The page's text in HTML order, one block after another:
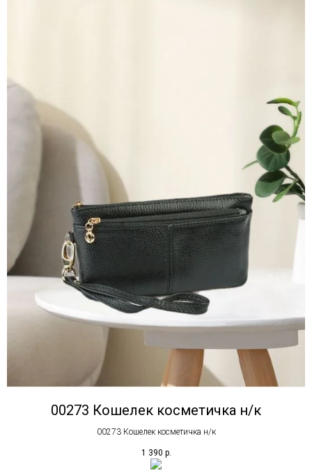
00273 Кошелек косметичка н/к
00273 Кошелек косметичка н/к
1 390 р.